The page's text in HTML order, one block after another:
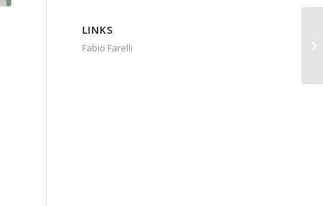
LINKS
Fabio Farelli